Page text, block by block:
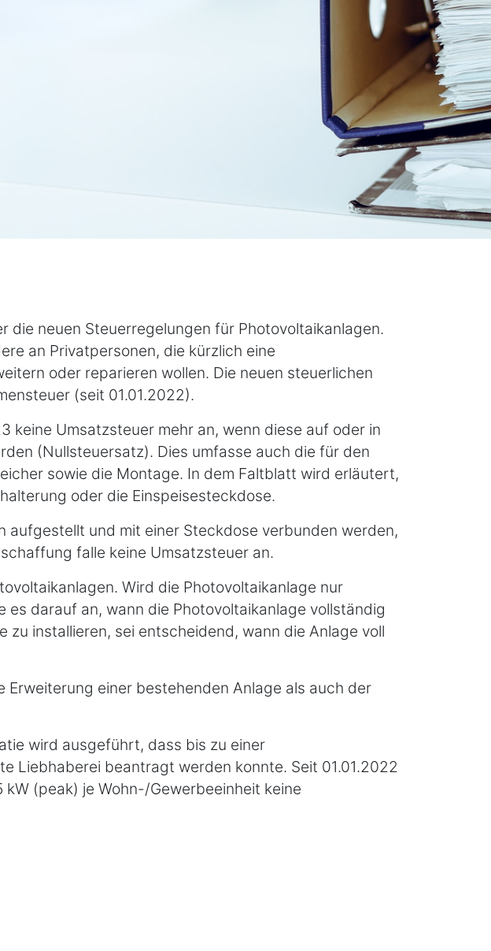
die neuen Steuerregelungen für Photovoltaikanlagen.
an Privatpersonen, die kürzlich eine
oder reparieren wollen. Die neuen steuerlichen
(seit 01.01.2022).
keine Umsatzsteuer mehr an, wenn diese auf oder in
(Nullsteuersatz). Dies umfasse auch die für den
sowie die Montage. In dem Faltblatt wird erläutert,
oder die Einspeisesteckdose.
aufgestellt und mit einer Steckdose verbunden werden,
falle keine Umsatzsteuer an.
Wird die Photovoltaikanlage nur
darauf an, wann die Photovoltaikanlage vollständig
installieren, sei entscheidend, wann die Anlage voll
einer bestehenden Anlage als auch der
wird ausgeführt, dass bis zu einer
Liebhaberei beantragt werden konnte. Seit 01.01.2022
(peak) je Wohn-/Gewerbeeinheit keine